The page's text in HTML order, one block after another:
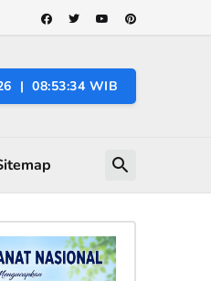
| 08:53:35 WIB